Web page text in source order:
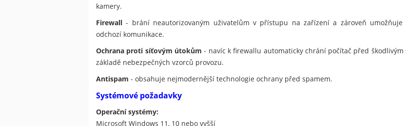
kamery.
Firewall - brání neautorizovaným uživatelům v přístupu na zařízení a zároveň
odchozí komunikace.
Ochrana proti síťovým útokům - navíc k firewallu automaticky chrání počítač před
základě nebezpečných vzorců provozu.
Antispam - obsahuje nejmodernější technologie ochrany před spamem.
Systémové požadavky
Operační systémy:
Microsoft Windows 11, 10 nebo vyšší